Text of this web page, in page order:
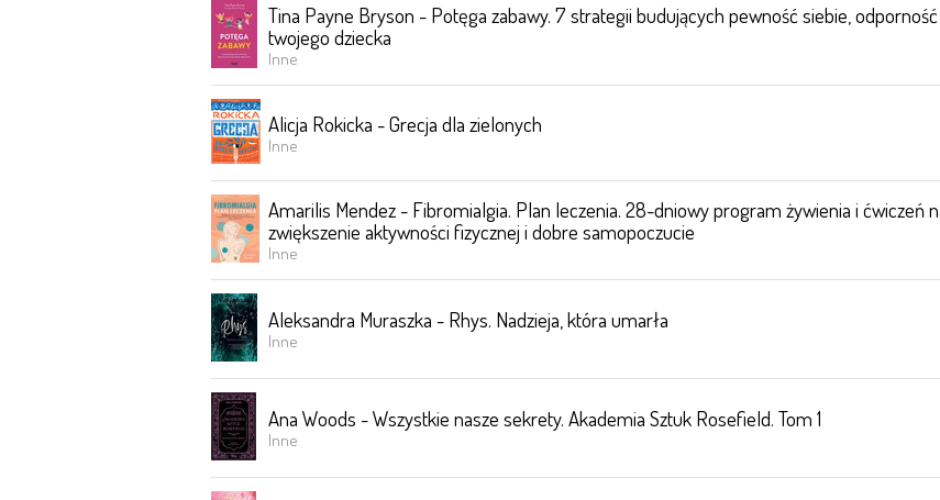
Tina Payne Bryson - Potęga zabawy. 7 strategii budujących pewność siebie,
twojego dziecka
Inne
Alicja Rokicka - Grecja dla zielonych
Inne
Amarilis Mendez - Fibromialgia. Plan leczenia. 28-dniowy program żywienia i ćwiczeń
zwiększenie aktywności fizycznej i dobre samopoczucie
Inne
Aleksandra Muraszka - Rhys. Nadzieja, która umarła
Inne
Ana Woods - Wszystkie nasze sekrety. Akademia Sztuk Rosefield. Tom 1
Inne